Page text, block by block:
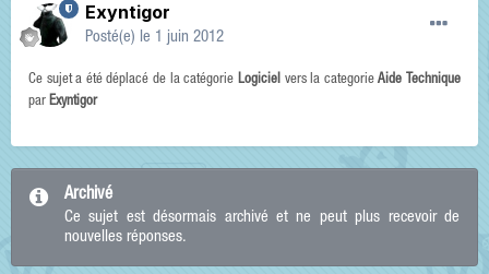
Exyntigor
Posté(e) le 1 juin 2012
Ce sujet a été déplacé de la catégorie Logicielvers la categorieAide Technique
par Exyntigor
Archivé
Ce sujet est désormais archivé et ne peut plus recevoir de
nouvelles réponses.